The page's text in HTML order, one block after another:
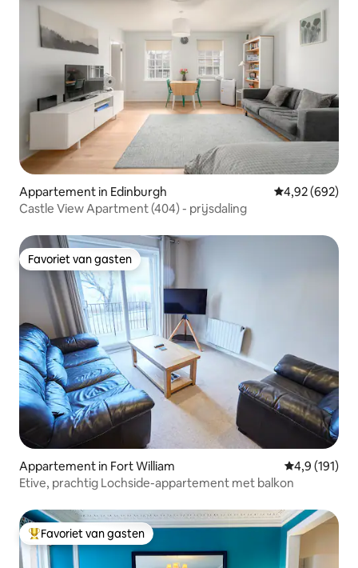
Appartement in Edinburgh Gemiddelde
4,92 (692)
Castle View Apartment (404) - prijsdaling
Favoriet van gasten
Favoriet van gasten
Appartement in Fort William Gemiddelde
4,9 (191)
Etive, prachtig Lochside-appartement met balkon
Topfavoriet van gasten
Favoriet van gasten